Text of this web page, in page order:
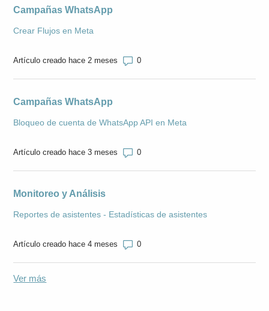
Campañas WhatsApp
Crear Flujos en Meta
Artículo creado hace 2 meses Número de comentarios: 0
Campañas WhatsApp
Bloqueo de cuenta de WhatsApp API en Meta
Artículo creado hace 3 meses Número de comentarios: 0
Monitoreo y Análisis
Reportes de asistentes - Estadísticas de asistentes
Artículo creado hace 4 meses Número de comentarios: 0
Ver más